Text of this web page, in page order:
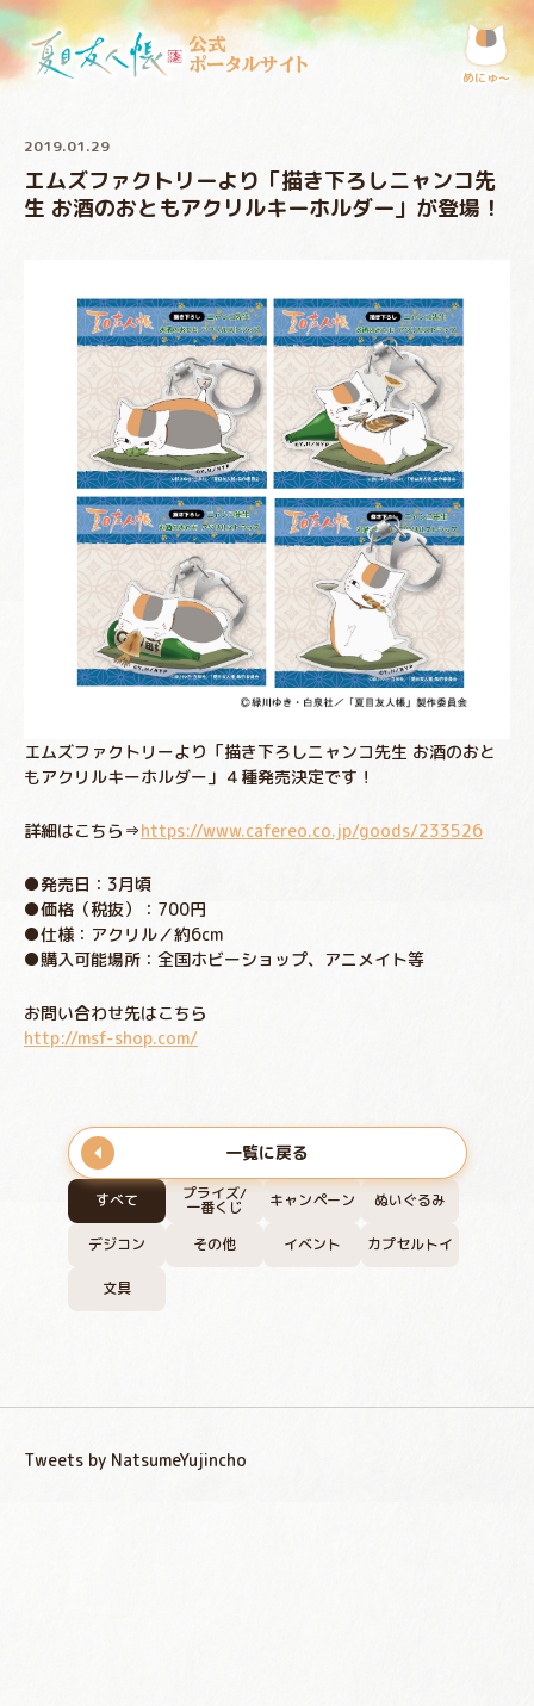
公式
ポータルサイト
めにゅ〜
すべて プライズ/
一番くじ キャンペーン ぬいぐるみ
デジコン その他 イベント カプセルトイ
文具
2019.01.29
エムズファクトリーより「描き下ろしニャンコ先
生 お酒のおともアクリルキーホルダー」が登場！
エムズファクトリーより「描き下ろしニャンコ先生 お酒のおと
もアクリルキーホルダー」４種発売決定です！
詳細はこちら⇒https://www.cafereo.co.jp/goods/233526
●発売日：3月頃
●価格（税抜）：700円
●仕様：アクリル／約6cm
●購入可能場所：全国ホビーショップ、アニメイト等
お問い合わせ先はこちら
http://msf-shop.com/
一覧に戻る
Tweets by NatsumeYujincho